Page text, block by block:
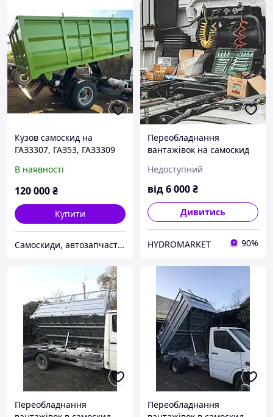
Кузов cамоскид на
ГАЗ3307, ГАЗ53, ГАЗ3309
В наявності
120 000₴
Купити
Самоскиди, автозапчастини, металеві вироби
Переобладнання
вантажівок на самоскид
Недоступний
від6 000₴
Дивитись
HYDROMARKET 90%
Переобладнання
Переобладнання